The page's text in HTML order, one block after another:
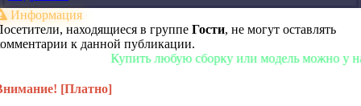
Информация
находящиеся в группе Гости, не могут оставлять
к данной публикации.
Купить любую сборку или модель можно у нас в
[Платно]